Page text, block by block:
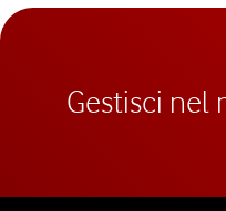
Gestisci nel